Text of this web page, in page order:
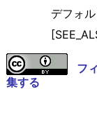
デフォ
フ
集する